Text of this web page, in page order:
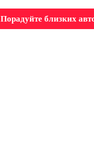
Порадуйте близких